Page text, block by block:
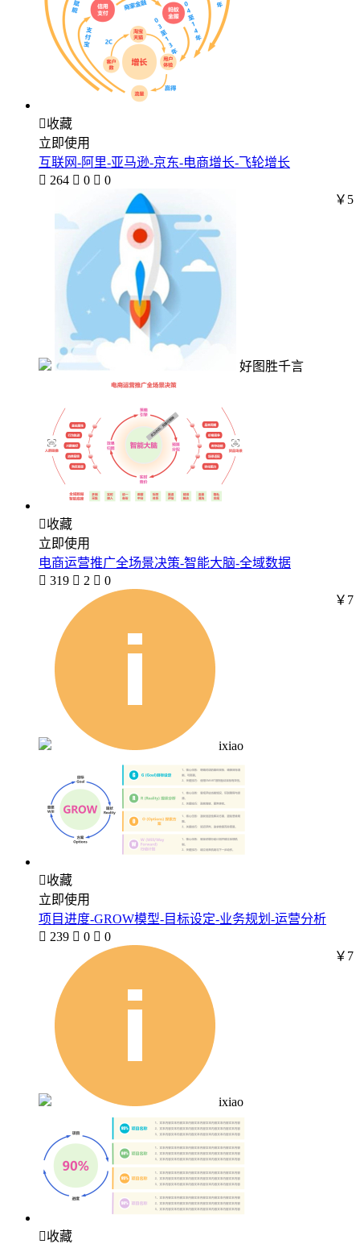
收藏
立即使用
互联网-阿里-亚马逊-京东-电商增长-飞轮增长
 264  0  0
好图胜千言
￥5
收藏
立即使用
电商运营推广全场景决策-智能大脑-全域数据
 319  2  0
ixiao
￥7
收藏
立即使用
项目进度-GROW模型-目标设定-业务规划-运营分析
 239  0  0
ixiao
￥7
收藏